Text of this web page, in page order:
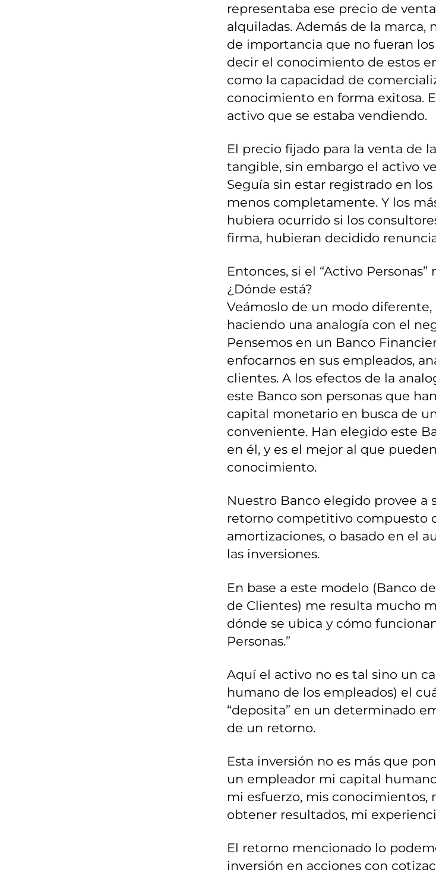
representaba ese precio de
alquiladas. Además de la marca,
de importancia que no fueran
decir el conocimiento de estos
como la capacidad de
conocimiento en forma exitosa.
activo que se estaba vendiendo.
El precio fijado para la venta de
tangible, sin embargo el activo
Seguía sin estar registrado en
menos completamente. Y los
hubiera ocurrido si los
firma, hubieran decidido
Entonces, si el “Activo
¿Dónde está?
Veámoslo de un modo
haciendo una analogía con el
Pensemos en un Banco
enfocarnos en sus empleados,
clientes. A los efectos de la
este Banco son personas que
capital monetario en busca de
conveniente. Han elegido este
en él, y es el mejor al que
conocimiento.
Nuestro Banco elegido provee a
retorno competitivo compuesto
amortizaciones, o basado en el
las inversiones.
En base a este modelo (Banco
de Clientes) me resulta mucho
dónde se ubica y cómo
Personas.”
Aquí el activo no es tal sino un
humano de los empleados) el
“deposita” en un determinado
de un retorno.
Esta inversión no es más que
un empleador mi capital
mi esfuerzo, mis conocimientos,
obtener resultados, mi
El retorno mencionado lo
inversión en acciones con